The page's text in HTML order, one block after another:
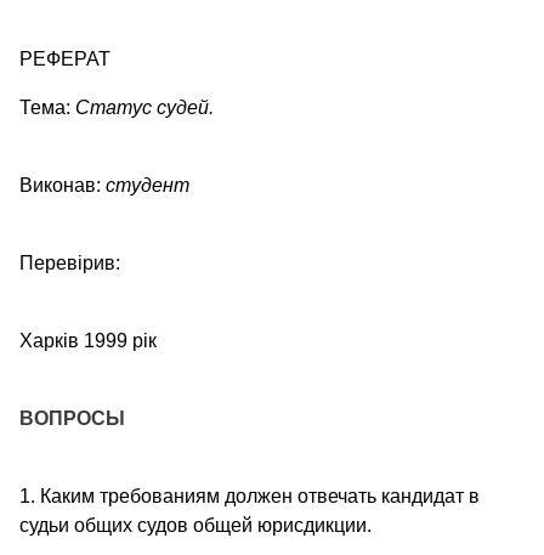
РЕФЕРАТ
Тема: Статус судей.
Виконав: студент
Перевірив:
Харків 1999 рік
ВОПРОСЫ
1. Каким требованиям должен отвечать кандидат в
судьи общих судов общей юрисдикции.